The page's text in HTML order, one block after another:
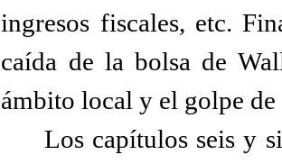
ingresos fiscales, etc.
caída de la bolsa de
ámbito local y el golpe
Los capítulos seis y